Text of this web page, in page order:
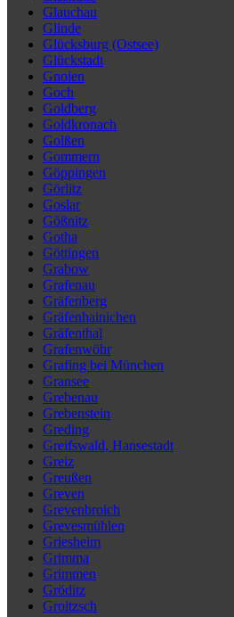
Glauchau
Glinde
Glücksburg (Ostsee)
Glückstadt
Gnoien
Goch
Goldberg
Goldkronach
Golßen
Gommern
Göppingen
Görlitz
Goslar
Gößnitz
Gotha
Göttingen
Grabow
Grafenau
Gräfenberg
Gräfenhainichen
Gräfenthal
Grafenwöhr
Grafing bei München
Gransee
Grebenau
Grebenstein
Greding
Greifswald, Hansestadt
Greiz
Greußen
Greven
Grevenbroich
Grevesmühlen
Griesheim
Grimma
Grimmen
Gröditz
Groitzsch